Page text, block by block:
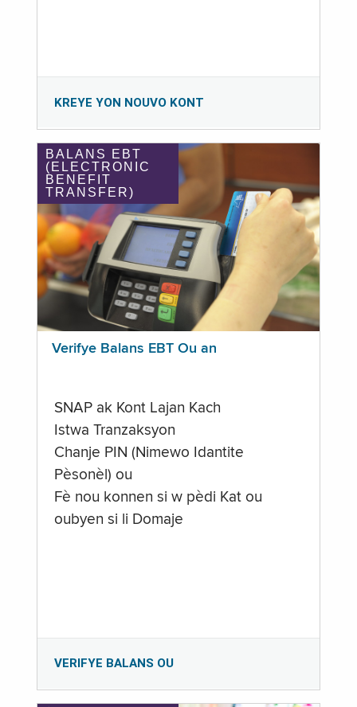
KREYE YON NOUVO KONT
BALANS EBT
(ELECTRONIC
BENEFIT
TRANSFER)
Verifye Balans EBT Ou an
SNAP ak Kont Lajan Kach
Istwa Tranzaksyon
Chanje PIN (Nimewo Idantite
Pèsonèl) ou
Fè nou konnen si w pèdi Kat ou
oubyen si li Domaje
VERIFYE BALANS OU